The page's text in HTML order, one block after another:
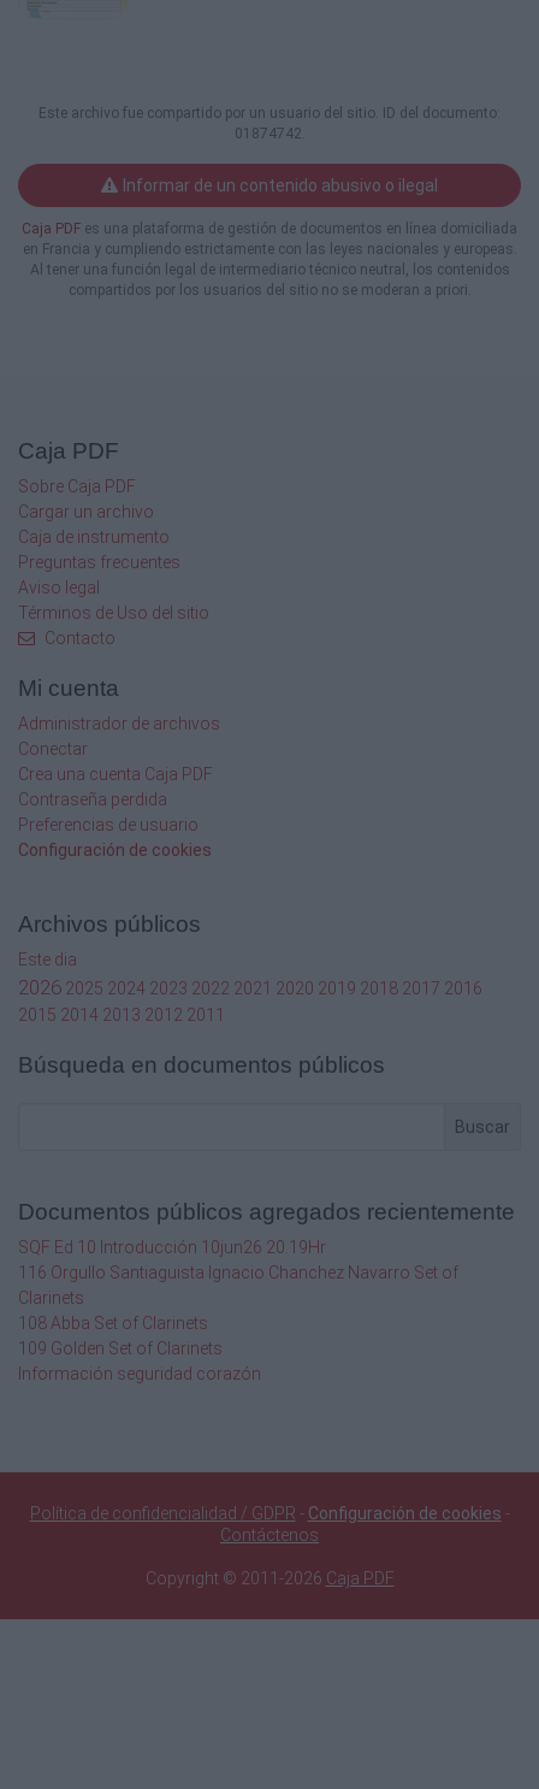
Este archivo fue compartido por un usuario del sitio. ID del documento:
01874742.
Informar de un contenido abusivo o ilegal
Caja PDF es una plataforma de gestión de documentos en línea domiciliada
en Francia y cumpliendo estrictamente con las leyes nacionales y europeas.
Al tener una función legal de intermediario técnico neutral, los contenidos
compartidos por los usuarios del sitio no se moderan a priori.
Caja PDF
Sobre Caja PDF
Cargar un archivo
Caja de instrumento
Preguntas frecuentes
Aviso legal
Términos de Uso del sitio
Contacto
Mi cuenta
Administrador de archivos
Conectar
Crea una cuenta Caja PDF
Contraseña perdida
Preferencias de usuario
Configuración de cookies
Archivos públicos
Este dia
2026 2025 2024 2023 2022 2021 2020 2019 2018 2017 2016
2015 2014 2013 2012 2011
Búsqueda en documentos públicos
Buscar
Documentos públicos agregados recientemente
SQF Ed 10 Introducción 10jun26 20.19Hr
116 Orgullo Santiaguista Ignacio Chanchez Navarro Set of
Clarinets
108 Abba Set of Clarinets
109 Golden Set of Clarinets
Información seguridad corazón
Política de confidencialidad / GDPR - Configuración de cookies -
Contáctenos
Copyright © 2011-2026 Caja PDF